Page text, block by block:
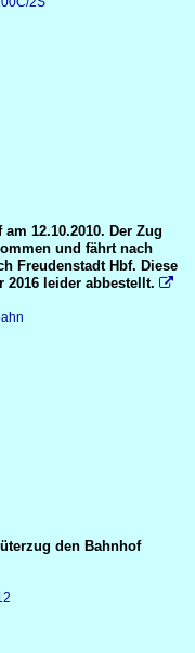
12.10.2010. Der Zug
und fährt nach
Freudenstadt Hbf. Diese
2016 leider abbestellt. 
den Bahnhof